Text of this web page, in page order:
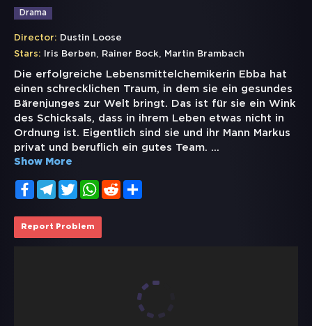
Drama
Director: Dustin Loose
Stars: Iris Berben, Rainer Bock, Martin Brambach
Die erfolgreiche Lebensmittelchemikerin Ebba hat
einen schrecklichen Traum, in dem sie ein gesundes
Bärenjunges zur Welt bringt. Das ist für sie ein Wink
des Schicksals, dass in ihrem Leben etwas nicht in
Ordnung ist. Eigentlich sind sie und ihr Mann Markus
privat und beruflich ein gutes Team. ...
Show More
FacebookTelegramTwitterWhatsApp
Reddit
Report Problem